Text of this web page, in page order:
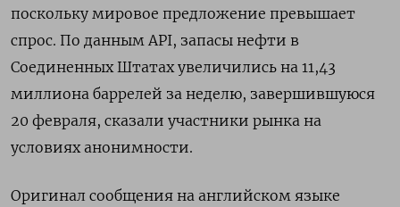
поскольку мировое предложение превышает
спрос. По данным API, запасы нефти ‌в
Соединенных Штатах увеличились на 11,43
миллиона баррелей за ‌неделю, завершившуюся
20 февраля, сказали участники рынка на
условиях анонимности.
Оригинал ​сообщения на английском языке